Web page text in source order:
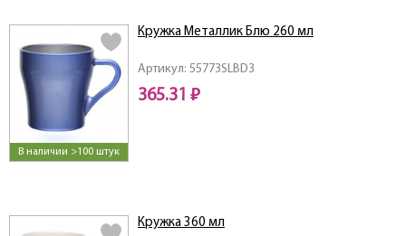
В наличии >100 штук
Артикул: 55773SLBD3
Кружка Металлик Блю 260 мл
365.31 ₽
Кружка 360 мл